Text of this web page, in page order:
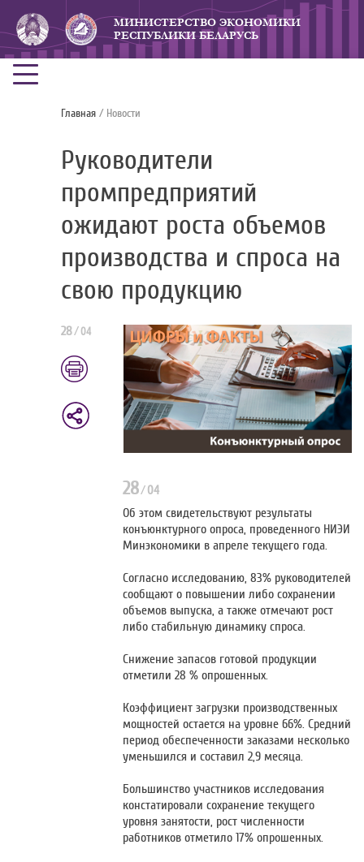
МИНИСТЕРСТВО ЭКОНОМИКИ
РЕСПУБЛИКИ БЕЛАРУСЬ
Главная / Новости
Руководители
промпредприятий
ожидают роста объемов
производства и спроса на
свою продукцию
28/ 04
28/04
Об этом свидетельствуют результаты
конъюнктурного опроса, проведенного НИЭИ
Минэкономики в апреле текущего года.
Согласно исследованию, 83% руководителей
сообщают о повышении либо сохранении
объемов выпуска, а также отмечают рост
либо стабильную динамику спроса.
Снижение запасов готовой продукции
отметили 28 % опрошенных.
Коэффициент загрузки производственных
мощностей остается на уровне 66%. Средний
период обеспеченности заказами несколько
уменьшился и составил 2,9 месяца.
Большинство участников исследования
констатировали сохранение текущего
уровня занятости, рост численности
работников отметило 17% опрошенных.